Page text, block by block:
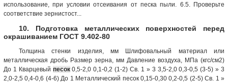
использование, при условии отсеивания от песка пыли. 6.5. Проверьте
соответствие зернистост...
10. Подготовка металлических поверхностей перед
окрашиванием ГОСТ 9.402-80
Толщина стенки изделия, мм Шлифовальный материал или
металлическая дробь Размер зерна, мм Давление воздуха, МПа (кгс/см2)
До 1 Кварцевый песок0,5-2,0 0,1-0,2 (1-2) Св. 1 » 3 3,5-2,0 0,3-0,5 (3-5) » 3
2,0-2,5 0,4-0,6 (4-6) До 1 Металлический песок 0,15-0,30 0,2-0,5 (2-5) Св. 1 »